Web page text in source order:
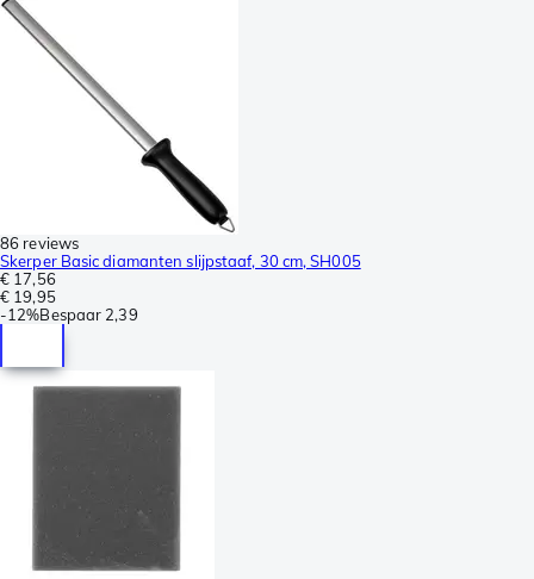
86 reviews
Skerper Basic diamanten slijpstaaf, 30 cm, SH005
€ 17,56
€ 19,95
-12%Bespaar 2,39